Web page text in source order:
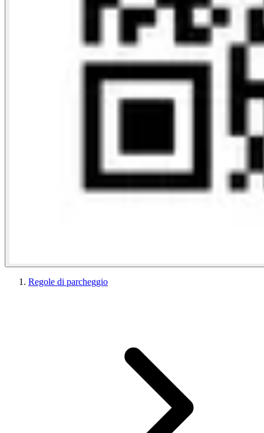
Regole di parcheggio